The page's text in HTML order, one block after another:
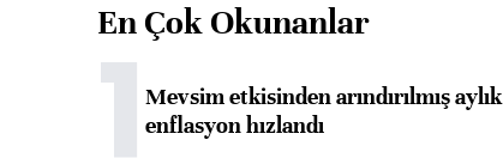
En Çok Okunanlar
1Mevsim etkisinden arındırılmış aylık
enflasyon hızlandı